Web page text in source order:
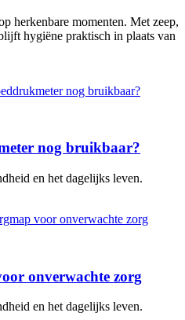
herkenbare momenten. Met zeep,
hygiëne praktisch in plaats van
nog bruikbaar?
en het dagelijks leven.
onverwachte zorg
en het dagelijks leven.